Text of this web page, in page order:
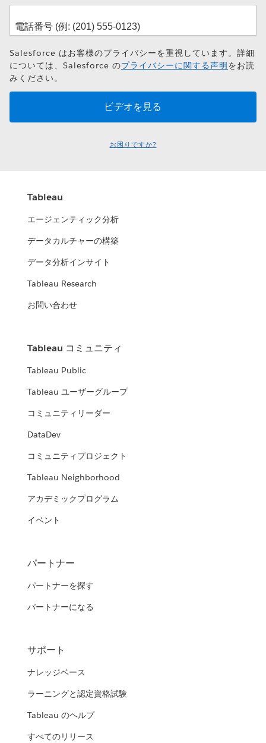
Salesforce はお客様のプライバシーを重視しています。詳細
については、Salesforce のプライバシーに関する声明をお読
みください。
お困りですか?
Tableau
エージェンティック分析
データカルチャーの構築
データ分析インサイト
Tableau Research
お問い合わせ
Tableau コミュニティ
Tableau Public
Tableau ユーザーグループ
コミュニティリーダー
DataDev
コミュニティプロジェクト
Tableau Neighborhood
アカデミックプログラム
イベント
パートナー
パートナーを探す
パートナーになる
サポート
ナレッジベース
ラーニングと認定資格試験
Tableau のヘルプ
すべてのリリース